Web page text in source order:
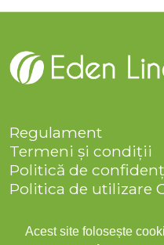
Acest site folosește
Regulament
Termeni și condiții
Politică de
Politica de utilizare
Solicitare date